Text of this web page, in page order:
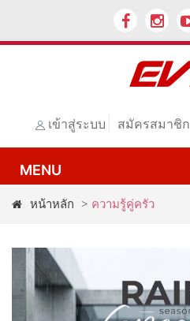
เข้าสู่ระบบ สมัครสมาชิก
หน้าหลัก > ความรู้คู่ครัว